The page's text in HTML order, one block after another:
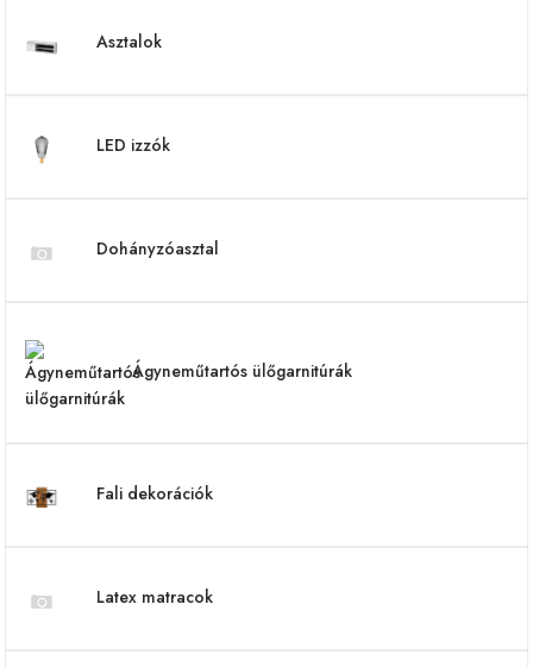
Asztalok
LED izzók
Dohányzóasztal
Ágyneműtartós ülőgarnitúrák
Fali dekorációk
Latex matracok